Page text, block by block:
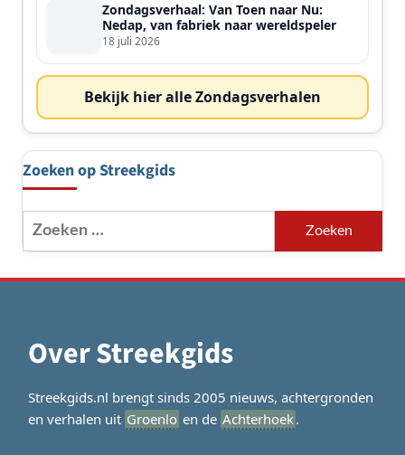
Zondagsverhaal: Van Toen naar Nu:
Nedap, van fabriek naar wereldspeler
18 juli 2026
Bekijk hier alle Zondagsverhalen
Zoeken op Streekgids
Zoeken
naar:
Over Streekgids
Streekgids.nl brengt sinds 2005 nieuws, achtergronden
en verhalen uit Groenlo en de Achterhoek.